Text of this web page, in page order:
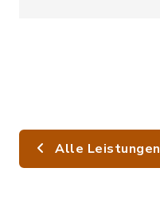
Alle Leistungen